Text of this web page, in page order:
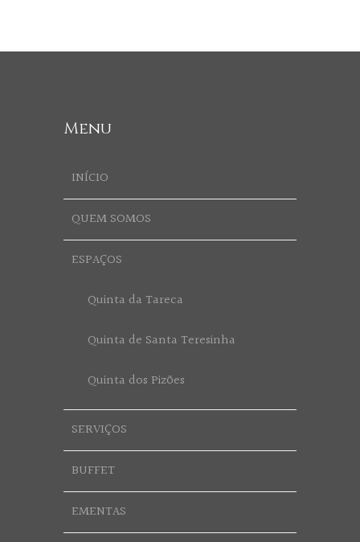
Menu
INÍCIO
QUEM SOMOS
ESPAÇOS
Quinta da Tareca
Quinta de Santa Teresinha
Quinta dos Pizões
SERVIÇOS
BUFFET
EMENTAS